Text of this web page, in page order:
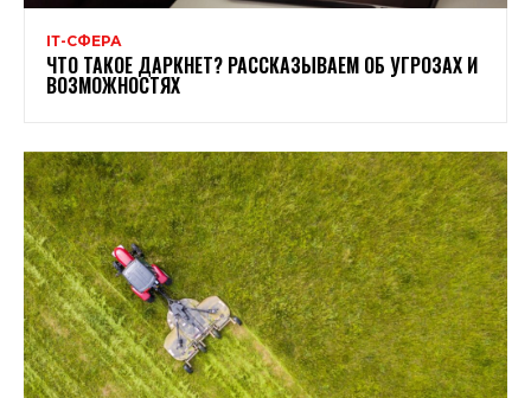
ІТ-СФЕРА
ЧТО ТАКОЕ ДАРКНЕТ? РАССКАЗЫВАЕМ ОБ УГРОЗАХ И
ВОЗМОЖНОСТЯХ